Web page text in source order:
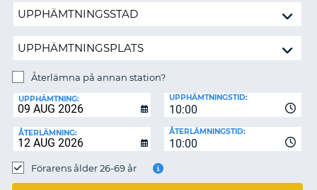
ADMINISTRERA
BOKNING
SVERIGE
annan
Återlämna på annan station?
UPPHÄMTNING:
10:00
UPPHÄMTNINGSTID:
ÅTERLÄMNING:
10:00
ÅTERLÄMNINGSTID:
Förarens ålder 26-69 år